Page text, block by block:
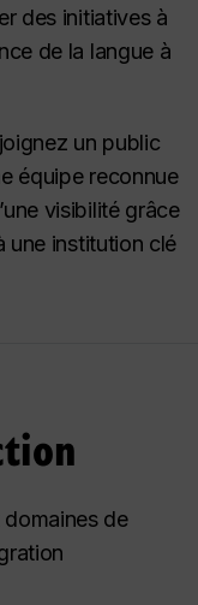
des initiatives à
de la langue à
un public
équipe reconnue
visibilité grâce
une institution clé
domaines de